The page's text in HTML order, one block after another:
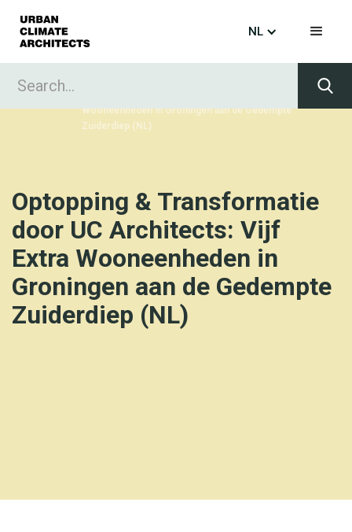
NL
Home Projects
Optopping & Transformatie door UC Architects: Vijf Extra
Wooneenheden in Groningen aan de Gedempte
Zuiderdiep (NL)
Optopping & Transformatie
door UC Architects: Vijf
Extra Wooneenheden in
Groningen aan de Gedempte
Zuiderdiep (NL)